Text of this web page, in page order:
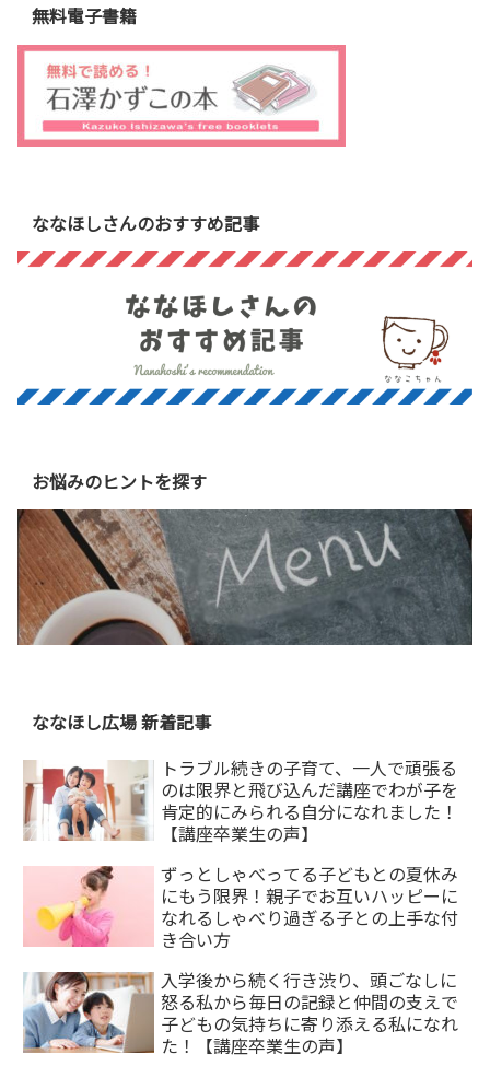
無料電子書籍
ななほしさんのおすすめ記事
お悩みのヒントを探す
ななほし広場 新着記事
トラブル続きの子育て、一人で頑張る
のは限界と飛び込んだ講座でわが子を
肯定的にみられる自分になれました！
【講座卒業生の声】
ずっとしゃべってる子どもとの夏休み
にもう限界！親子でお互いハッピーに
なれるしゃべり過ぎる子との上手な付
き合い方
入学後から続く行き渋り、頭ごなしに
怒る私から毎日の記録と仲間の支えで
子どもの気持ちに寄り添える私になれ
た！【講座卒業生の声】